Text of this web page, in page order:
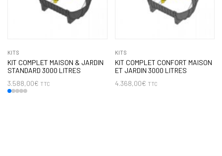
KITS
KIT COMPLET MAISON & JARDIN
STANDARD 3000 LITRES
3.588,00€ TTC
KITS
KIT COMPLET CONFORT MAISON
ET JARDIN 3000 LITRES
4.368,00€ TTC